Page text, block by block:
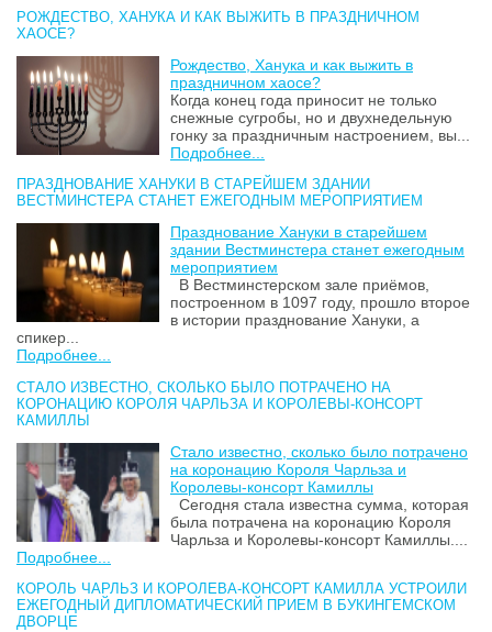
РОЖДЕСТВО, ХАНУКА И КАК ВЫЖИТЬ В ПРАЗДНИЧНОМ
ХАОСЕ?
Рождество, Ханука и как выжить в
праздничном хаосе?
Когда конец года приносит не только
снежные сугробы, но и двухнедельную
гонку за праздничным настроением, вы...
Подробнее...
ПРАЗДНОВАНИЕ ХАНУКИ В СТАРЕЙШЕМ ЗДАНИИ
ВЕСТМИНСТЕРА СТАНЕТ ЕЖЕГОДНЫМ МЕРОПРИЯТИЕМ
Празднование Хануки в старейшем
здании Вестминстера станет ежегодным
мероприятием
В Вестминстерском зале приёмов,
построенном в 1097 году, прошло второе
в истории празднование Хануки, а
спикер...
Подробнее...
СТАЛО ИЗВЕСТНО, СКОЛЬКО БЫЛО ПОТРАЧЕНО НА
КОРОНАЦИЮ КОРОЛЯ ЧАРЛЬЗА И КОРОЛЕВЫ-КОНСОРТ
КАМИЛЛЫ
Стало известно, сколько было потрачено
на коронацию Короля Чарльза и
Королевы-консорт Камиллы
Сегодня стала известна сумма, которая
была потрачена на коронацию Короля
Чарльза и Королевы-консорт Камиллы....
Подробнее...
КОРОЛЬ ЧАРЛЬЗ И КОРОЛЕВА-КОНСОРТ КАМИЛЛА УСТРОИЛИ
ЕЖЕГОДНЫЙ ДИПЛОМАТИЧЕСКИЙ ПРИЕМ В БУКИНГЕМСКОМ
ДВОРЦЕ